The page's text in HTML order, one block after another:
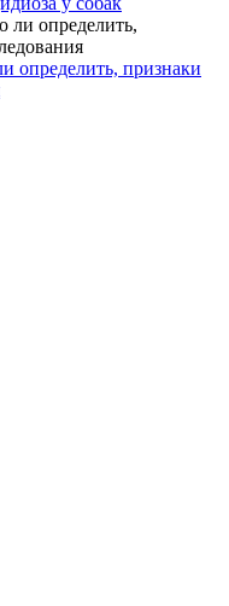
определить, признаки